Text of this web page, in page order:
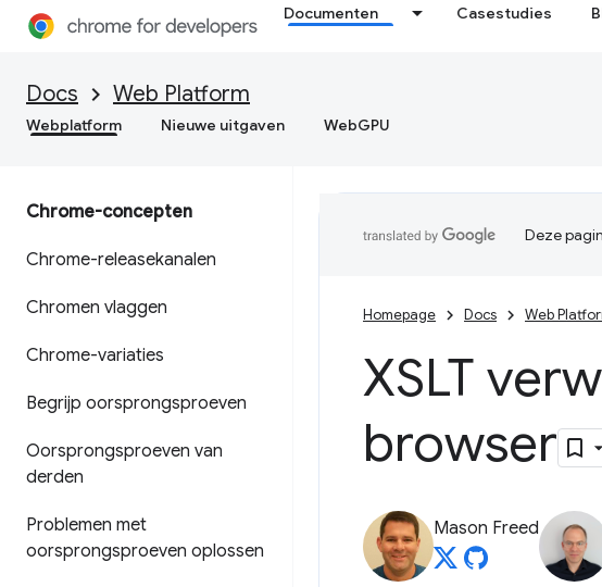
Documenten Casestudies
Docs Web Platform
Webplatform Nieuwe uitgaven WebGPU
Chrome-concepten
Chrome-releasekanalen
Chromen vlaggen
Chrome-variaties
Begrijp oorsprongsproeven
Oorsprongsproeven van
derden
Problemen met
oorsprongsproeven oplossen
Deze
Homepage Docs Web
XSLT
browser
Mason Freed